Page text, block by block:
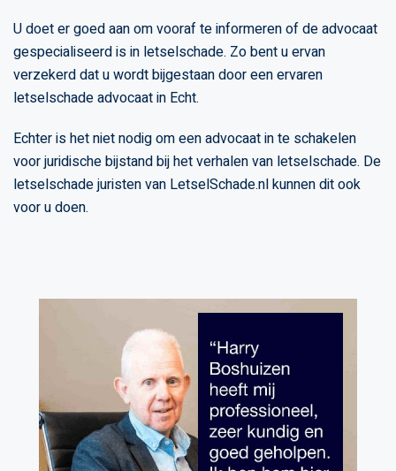
U doet er goed aan om vooraf te informeren of de advocaat
gespecialiseerd is in letselschade. Zo bent u ervan
verzekerd dat u wordt bijgestaan door een ervaren
letselschade advocaat in Echt.
Echter is het niet nodig om een advocaat in te schakelen
voor juridische bijstand bij het verhalen van letselschade. De
letselschade juristen van LetselSchade.nl kunnen dit ook
voor u doen.